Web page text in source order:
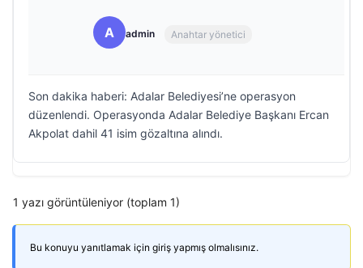
A admin Anahtar yönetici
Son dakika haberi: Adalar Belediyesi’ne operasyon
düzenlendi. Operasyonda Adalar Belediye Başkanı Ercan
Akpolat dahil 41 isim gözaltına alındı.
1 yazı görüntüleniyor (toplam 1)
Bu konuyu yanıtlamak için giriş yapmış olmalısınız.